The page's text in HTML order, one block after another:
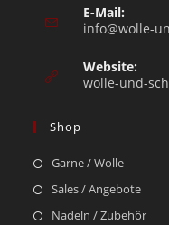
E-Mail:
info@wolle-
Website:
wolle-und-
Shop
Garne / Wolle
Sales / Angebote
Nadeln / Zubehör